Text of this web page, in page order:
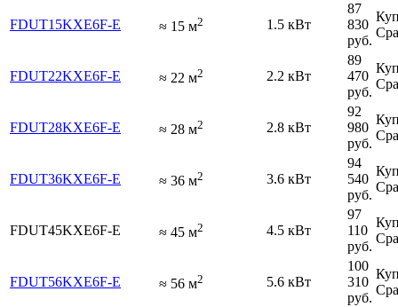
FDUT15KXE6F-E ≈ 15 м2 1.5 кВт
87
830
руб.
FDUT22KXE6F-E ≈ 22 м2 2.2 кВт
89
470
руб.
FDUT28KXE6F-E ≈ 28 м2 2.8 кВт
92
980
руб.
FDUT36KXE6F-E ≈ 36 м2 3.6 кВт
94
540
руб.
FDUT45KXE6F-E ≈ 45 м2 4.5 кВт
97
110
руб.
FDUT56KXE6F-E ≈ 56 м2 5.6 кВт
100
310
руб.